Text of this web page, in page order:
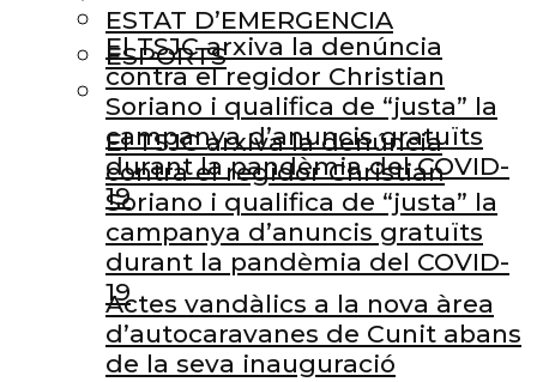
El TSJC arxiva la denúncia
contra el regidor Christian
Soriano i qualifica de “justa” la
campanya d’anuncis gratuïts
durant la pandèmia del COVID-
19
Actes vandàlics a la nova àrea
d’autocaravanes de Cunit abans
de la seva inauguració
ESTAT D’EMERGENCIA
ESPORTS
El TSJC arxiva la denúncia
contra el regidor Christian
Soriano i qualifica de “justa” la
campanya d’anuncis gratuïts
durant la pandèmia del COVID-
19